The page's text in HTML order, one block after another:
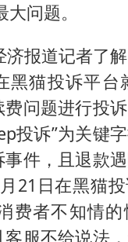
问题。
济报道记者了
黑猫投诉平台
费问题进行投
投诉”为关键
事件，且退款
21日在黑猫
费者不知情
服不给说法，